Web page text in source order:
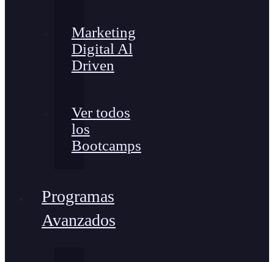
Marketing
Digital Al
Driven
Ver todos
los
Bootcamps
Programas
Avanzados